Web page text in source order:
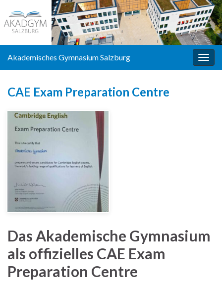
Akademisches Gymnasium Salzburg
CAE Exam Preparation Centre
Das Akademische Gymnasium
als offizielles CAE Exam
Preparation Centre